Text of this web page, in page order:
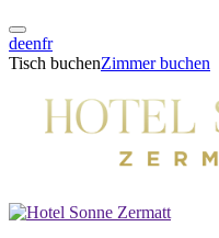
deenfr
Tisch buchenZimmer buchen